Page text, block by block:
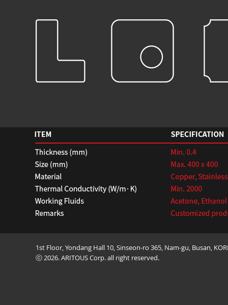
1st Floor, Yondang Hall 10, Sinseon-ro 365, Nam-gu, Busan,
ⓒ 2026. ARITOUS Corp. all right reserved.